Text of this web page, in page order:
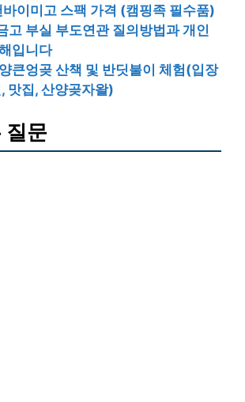
바이미고 스팩 가격 (캠핑족 필수품)
고 부실 부도연관 질의방법과 개인
입니다
큰엉곶 산책 및 반딧불이 체험(입장
맛집, 산양곶자왈)
질문